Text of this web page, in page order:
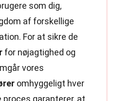
som dig,
af forskellige
For at sikre de
for nøjagtighed og
vores
omhyggeligt hver
proces garanterer, at